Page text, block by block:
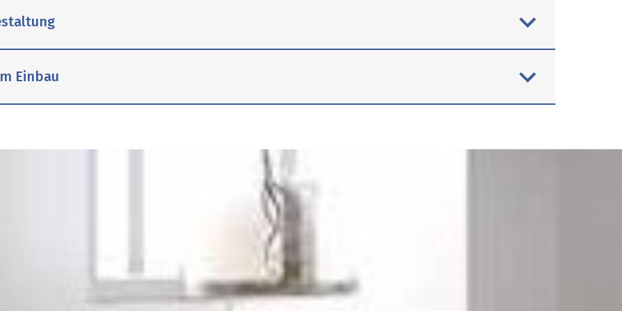
oder soll das Gästebad möglichst schnell und sauber saniert werden?
Einbau
für Profis vom Fach oder als Anleitung für den couragierten Semi-Profi
Videos den einfachen Aufbau der Schedel Produkte. Besonders beliebt ist der
weiteren beantwortet der Service & Support alle relevanten Fragen unter 03745